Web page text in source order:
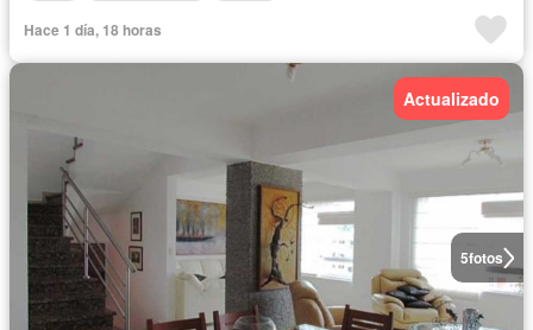
Hace 1 día, 18 horas
5fotos
Actualizado